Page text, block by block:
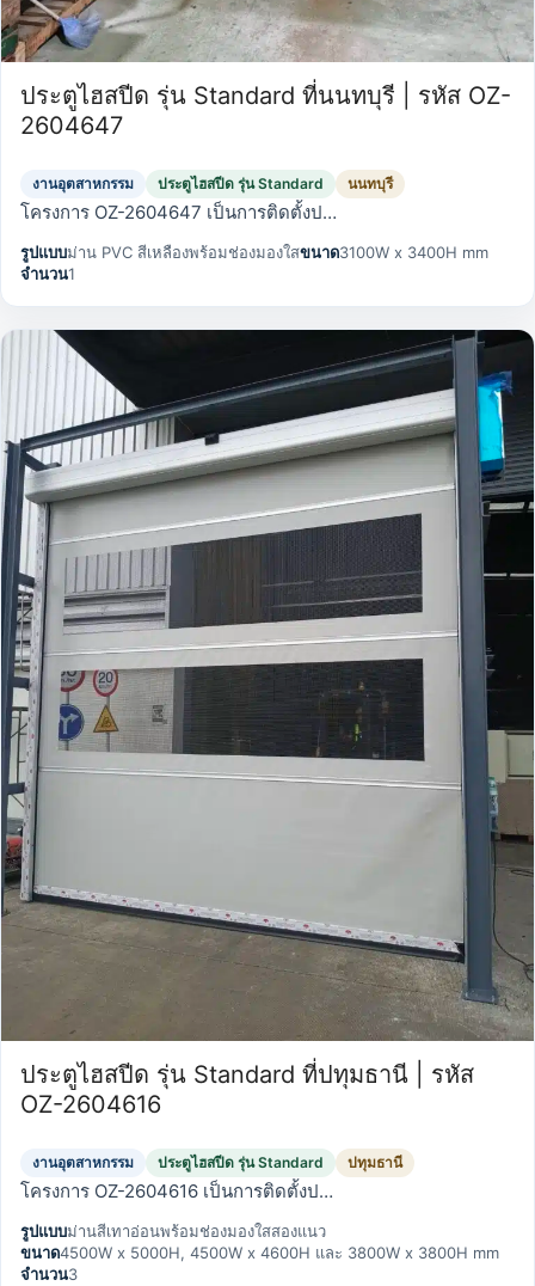
ประตูไฮสปีด รุ่น Standard ที่นนทบุรี | รหัส OZ-
2604647
งานอุตสาหกรรม ประตูไฮสปีด รุ่น Standard นนทบุรี
โครงการ OZ-2604647 เป็นการติดตั้งป…
รูปแบบม่าน PVC สีเหลืองพร้อมช่องมองใสขนาด3100W x 3400H mm
จำนวน1
ประตูไฮสปีด รุ่น Standard ที่ปทุมธานี | รหัส
OZ-2604616
งานอุตสาหกรรม ประตูไฮสปีด รุ่น Standard ปทุมธานี
โครงการ OZ-2604616 เป็นการติดตั้งป…
รูปแบบม่านสีเทาอ่อนพร้อมช่องมองใสสองแนว
ขนาด4500W x 5000H, 4500W x 4600H และ 3800W x 3800H mm
จำนวน3